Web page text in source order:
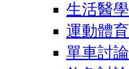
生活醫學
運動體育
單車討論